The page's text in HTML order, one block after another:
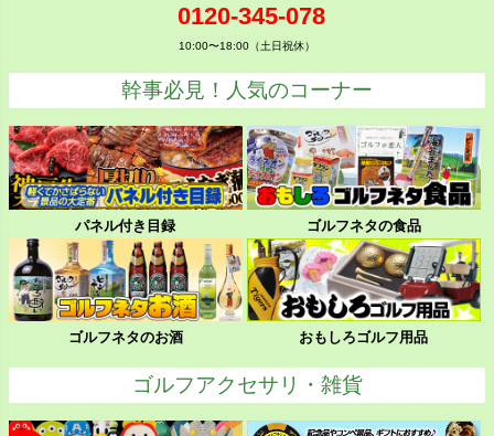
0120-345-078
10:00〜18:00（土日祝休）
幹事必見！人気のコーナー
パネル付き目録 ゴルフネタの食品
ゴルフネタのお酒 おもしろゴルフ用品
ゴルフアクセサリ・雑貨